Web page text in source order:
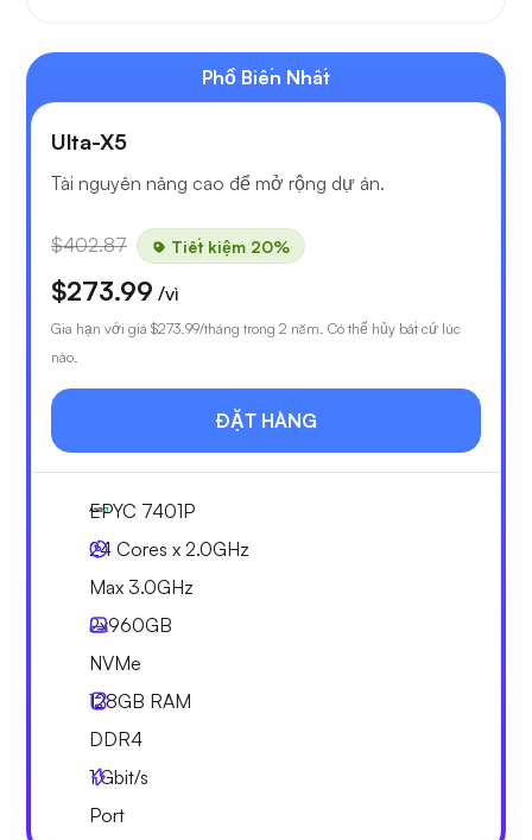
Phổ Biến Nhất
Ulta-X5
Tài nguyên nâng cao để mở rộng dự án.
$402.87 Tiết kiệm 20%
$273.99 /vì
Gia hạn với giá $273.99/tháng trong 2 năm. Có thể hủy bất cứ lúc
nào.
ĐẶT HÀNG
EPYC 7401P
24 Cores x 2.0GHz
Max 3.0GHz
2x960GB
NVMe
128GB RAM
DDR4
1Gbit/s
Port